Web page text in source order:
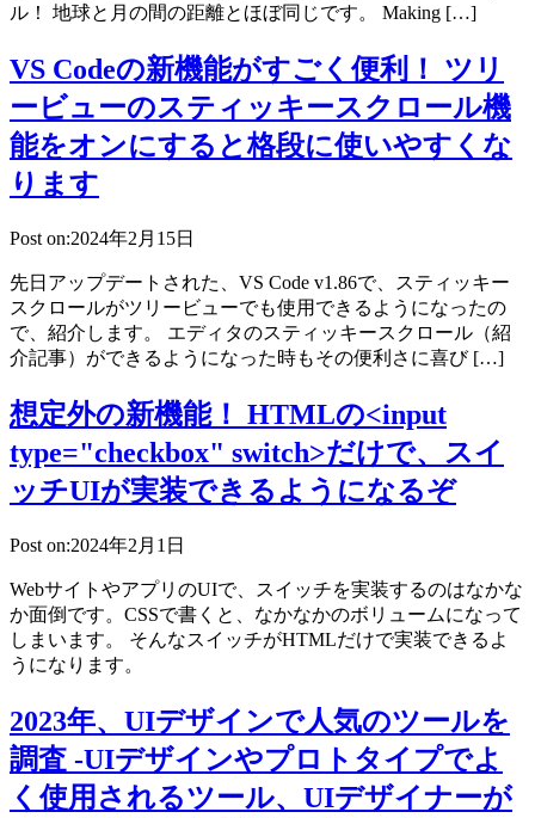
ル！ 地球と月の間の距離とほぼ同じです。 Making […]
VS Codeの新機能がすごく便利！ ツリ
ービューのスティッキースクロール機
能をオンにすると格段に使いやすくな
ります
Post on:2024年2月15日
先日アップデートされた、VS Code v1.86で、スティッキー
スクロールがツリービューでも使用できるようになったの
で、紹介します。 エディタのスティッキースクロール（紹
介記事）ができるようになった時もその便利さに喜び […]
想定外の新機能！ HTMLの<input
type="checkbox" switch>だけで、スイ
ッチUIが実装できるようになるぞ
Post on:2024年2月1日
WebサイトやアプリのUIで、スイッチを実装するのはなかな
か面倒です。CSSで書くと、なかなかのボリュームになって
しまいます。 そんなスイッチがHTMLだけで実装できるよ
うになります。
2023年、UIデザインで人気のツールを
調査 -UIデザインやプロトタイプでよ
く使用されるツール、UIデザイナーが